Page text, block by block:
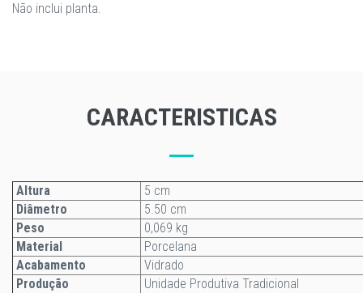
Não inclui planta.
CARACTERISTICAS
Altura
5 cm
Diâmetro
5.50 cm
Peso
0,069 kg
Material
Porcelana
Acabamento
Vidrado
Produção
Unidade Produtiva Tradicional